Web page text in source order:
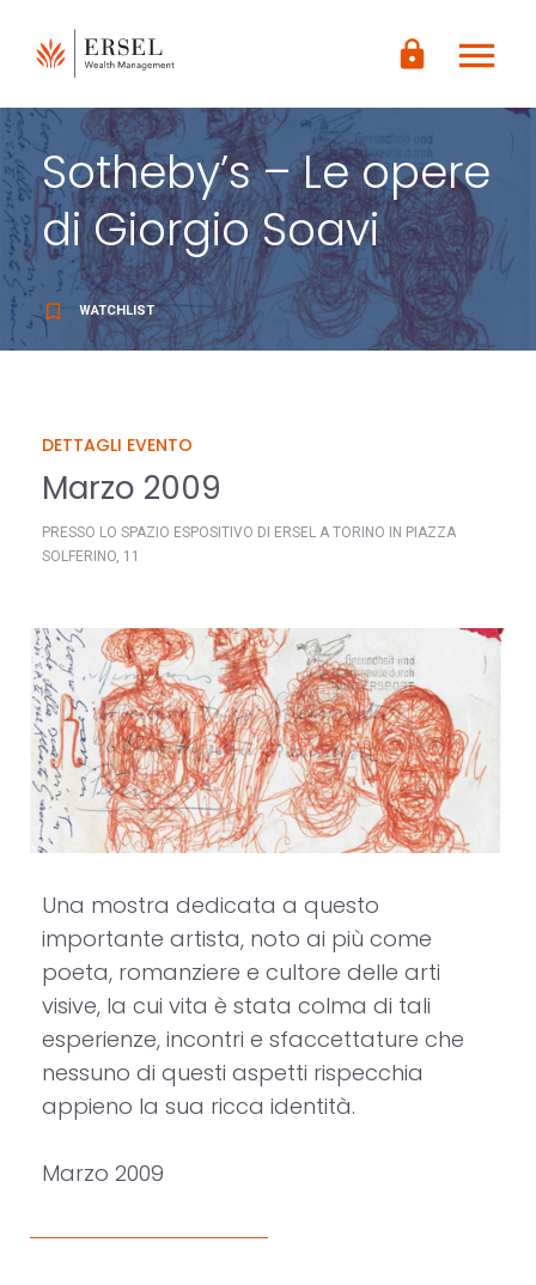
CONTENUTO
PRINCIPALE
PIÈ DI
PAGINA
lock menu
Sotheby’s – Le opere
di Giorgio Soavi
bookmark_border WATCHLIST
DETTAGLI EVENTO
Marzo 2009
PRESSO LO SPAZIO ESPOSITIVO DI ERSEL A TORINO IN PIAZZA
SOLFERINO, 11
Una mostra dedicata a questo
importante artista, noto ai più come
poeta, romanziere e cultore delle arti
visive, la cui vita è stata colma di tali
esperienze, incontri e sfaccettature che
nessuno di questi aspetti rispecchia
appieno la sua ricca identità.
Marzo 2009